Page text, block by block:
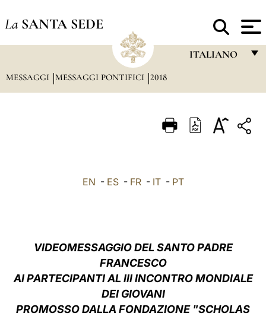
La SANTA SEDE
ITALIANO
ITALIANO
LATINE
MESSAGGI MESSAGGI PONTIFICI 2018
EN - ES- FR- IT- PT
VIDEOMESSAGGIO DEL SANTO PADRE
FRANCESCO
AI PARTECIPANTI AL III INCONTRO MONDIALE
DEI GIOVANI
PROMOSSO DALLA FONDAZIONE "SCHOLAS